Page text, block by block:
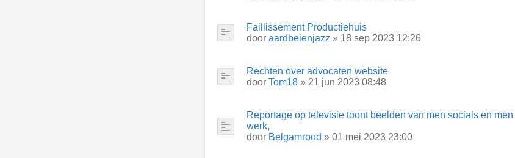
Faillissement Productiehuis
door aardbeienjazz » 18 sep 2023 12:26
Rechten over advocaten website
door Tom18 » 21 jun 2023 08:48
Reportage op televisie toont beelden van men socials en men
werk,
door Belgamrood » 01 mei 2023 23:00